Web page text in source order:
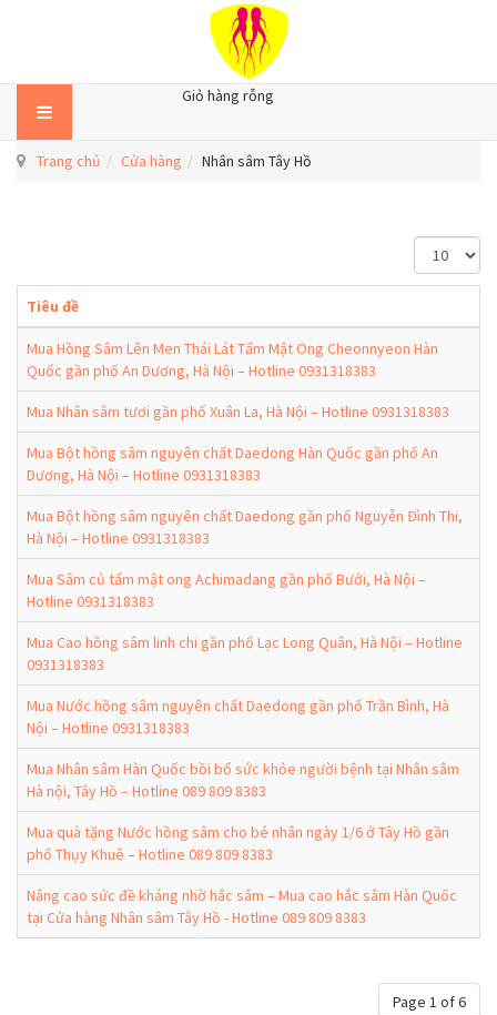
Giỏ hàng rỗng
Trang chủ Cửa hàng Nhân sâm Tây Hồ
i
ể
h
#
Tiêu đề
Mua Hồng Sâm Lên Men Thái Lát Tẩm Mật Ong Cheonnyeon Hàn
Quốc gần phố An Dương, Hà Nội – Hotline 0931318383
Mua Nhân sâm tươi gần phố Xuân La, Hà Nội – Hotline 0931318383
Mua Bột hồng sâm nguyên chất Daedong Hàn Quốc gần phố An
Dương, Hà Nội – Hotline 0931318383
Mua Bột hồng sâm nguyên chất Daedong gần phố Nguyễn Đình Thi,
Hà Nội – Hotline 0931318383
Mua Sâm củ tẩm mật ong Achimadang gần phố Bưởi, Hà Nội –
Hotline 0931318383
Mua Cao hồng sâm linh chi gần phố Lạc Long Quân, Hà Nội – Hotline
0931318383
Mua Nước hồng sâm nguyên chất Daedong gần phố Trần Bình, Hà
Nội – Hotline 0931318383
Mua Nhân sâm Hàn Quốc bồi bổ sức khỏe người bệnh tại Nhân sâm
Hà nội, Tây Hồ – Hotline 089 809 8383
Mua quà tặng Nước hồng sâm cho bé nhân ngày 1/6 ở Tây Hồ gần
phố Thụy Khuê – Hotline 089 809 8383
Nâng cao sức đề kháng nhờ hắc sâm – Mua cao hắc sâm Hàn Quốc
tại Cửa hàng Nhân sâm Tây Hồ - Hotline 089 809 8383
Page 1 of 6